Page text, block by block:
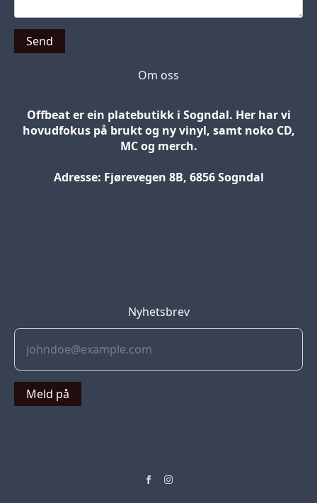
Send
Om oss
Offbeat er ein platebutikk i Sogndal. Her har vi
hovudfokus på brukt og ny vinyl, samt noko CD,
MC og merch.
Adresse: Fjørevegen 8B, 6856 Sogndal
Nyhetsbrev
Meld på